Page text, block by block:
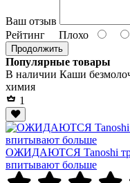
Ваш отзыв
Рейтинг Плохо
Продолжить
Популярные товары
В наличии Каши
химия
1
ОЖИДАЮТСЯ Tanoshi
впитывают больше